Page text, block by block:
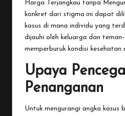
Harga Terjangkau tanpa
konkret dari stigma ini dapat
kasus di mana individu yang
dijauhi oleh keluarga dan
memperburuk kondisi kesehatan
Upaya
Penanganan
Untuk mengurangi angka kasus